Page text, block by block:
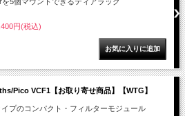
円(税込)
Pico VCF1【お取り寄せ商品】【WTG】
イプのコンパクト・フィルターモジュール